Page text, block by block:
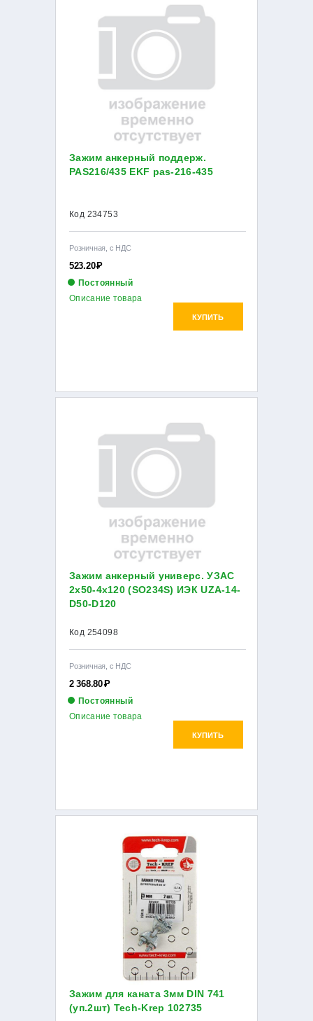
Зажим анкерный поддерж.
PAS216/435 EKF pas-216-435
Код 234753
Розничная, с НДС
523.20Р
Постоянный
КУПИТЬ
Описание товара
Зажим анкерный универс. УЗАС
2х50-4х120 (SO234S) ИЭК UZA-14-
D50-D120
Код 254098
Розничная, с НДС
2 368.80Р
Постоянный
КУПИТЬ
Описание товара
Зажим для каната 3мм DIN 741
(уп.2шт) Tech-Krep 102735